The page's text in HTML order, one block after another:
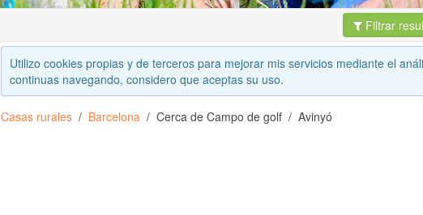
Filtrar
Utilizo cookies propias y de terceros para mejorar mis servicios mediante el
continuas navegando, considero que aceptas su uso.
Casas rurales Barcelona Cerca de Campo de golf Avinyó